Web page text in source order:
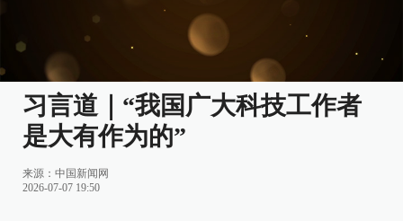
习言道｜“我国广大科技工作者
是大有作为的”
来源： 中国新闻网
2026-07-07 19:50